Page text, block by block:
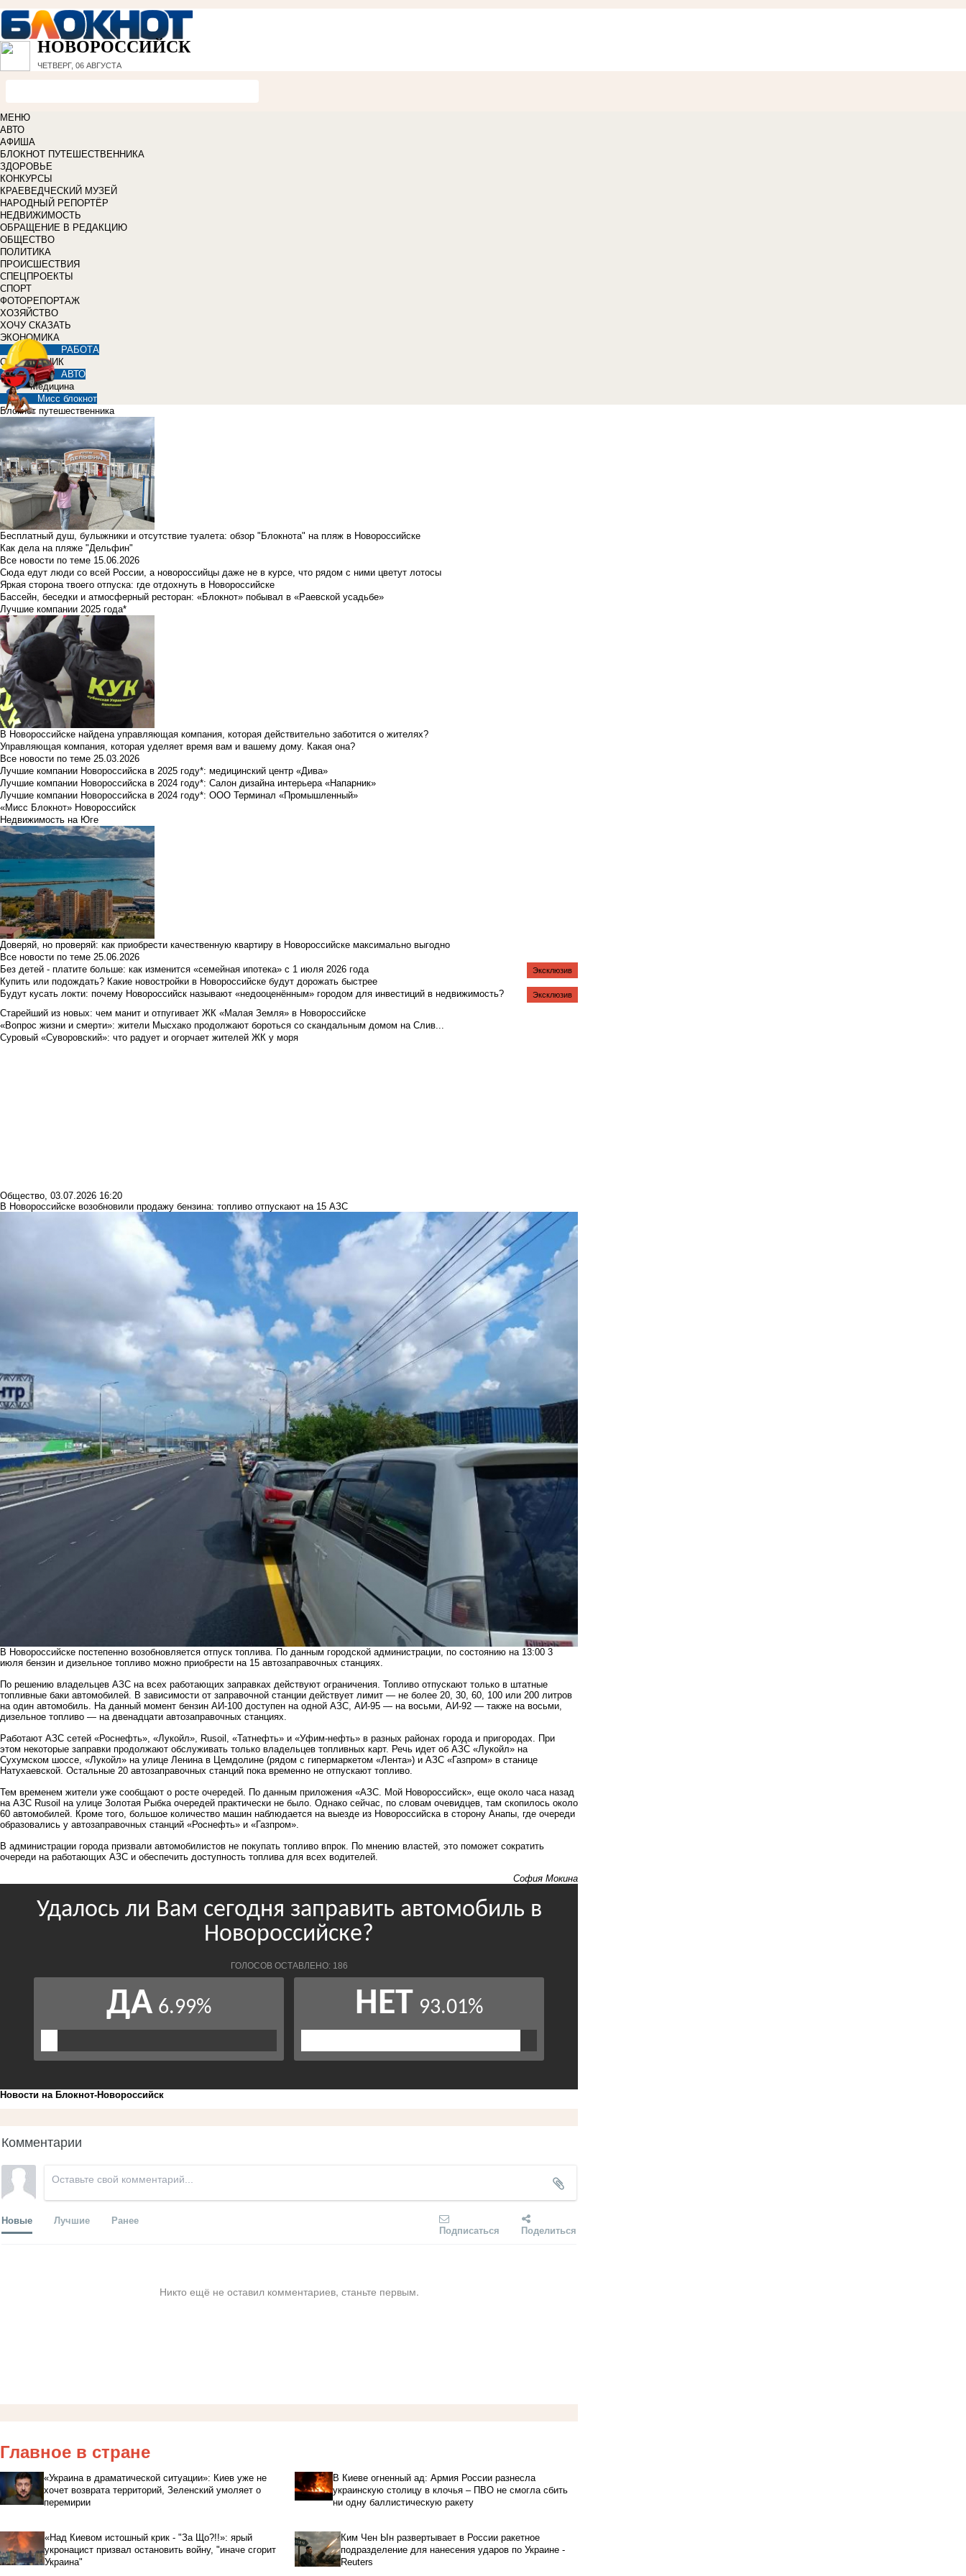
НОВОРОССИЙСК
ЧЕТВЕРГ, 06 АВГУСТА
МЕНЮ
АВТО
АФИША
БЛОКНОТ ПУТЕШЕСТВЕННИКА
ЗДОРОВЬЕ
КОНКУРСЫ
КРАЕВЕДЧЕСКИЙ МУЗЕЙ
НАРОДНЫЙ РЕПОРТЁР
НЕДВИЖИМОСТЬ
ОБРАЩЕНИЕ В РЕДАКЦИЮ
ОБЩЕСТВО
ПОЛИТИКА
ПРОИСШЕСТВИЯ
СПЕЦПРОЕКТЫ
СПОРТ
ФОТОРЕПОРТАЖ
ХОЗЯЙСТВО
ХОЧУ СКАЗАТЬ
ЭКОНОМИКА
РАБОТА
СПРАВОЧНИК
АВТО
Медицина
Мисс блокнот
Блокнот путешественника
Бесплатный душ, булыжники и отсутствие туалета: обзор "Блокнота" на пляж в Новороссийске
Как дела на пляже "Дельфин"
Все новости по теме 15.06.2026
Сюда едут люди со всей России, а новороссийцы даже не в курсе, что рядом с ними цветут лотосы
Яркая сторона твоего отпуска: где отдохнуть в Новороссийске
Бассейн, беседки и атмосферный ресторан: «Блокнот» побывал в «Раевской усадьбе»
Лучшие компании 2025 года*
В Новороссийске найдена управляющая компания, которая действительно заботится о жителях?
Управляющая компания, которая уделяет время вам и вашему дому. Какая она?
Все новости по теме 25.03.2026
Лучшие компании Новороссийска в 2025 году*: медицинский центр «Дива»
Лучшие компании Новороссийска в 2024 году*: Салон дизайна интерьера «Напарник»
Лучшие компании Новороссийска в 2024 году*: ООО Терминал «Промышленный»
«Мисс Блокнот» Новороссийск
Недвижимость на Юге
Доверяй, но проверяй: как приобрести качественную квартиру в Новороссийске максимально выгодно
Все новости по теме 25.06.2026
Без детей - платите больше: как изменится «семейная ипотека» с 1 июля 2026 года
Купить или подождать? Какие новостройки в Новороссийске будут дорожать быстрее
Будут кусать локти: почему Новороссийск называют «недооценённым» городом для инвестиций в недвижимость?
Старейший из новых: чем манит и отпугивает ЖК «Малая Земля» в Новороссийске
Эксклюзив
«Вопрос жизни и смерти»: жители Мысхако продолжают бороться со скандальным домом на Слив...
Суровый «Суворовский»: что радует и огорчает жителей ЖК у моря
Эксклюзив
Общество, 03.07.2026 16:20
В Новороссийске возобновили продажу бензина: топливо отпускают на 15 АЗС
В Новороссийске постепенно возобновляется отпуск топлива. По данным городской администрации, по состоянию на 13:00 3
июля бензин и дизельное топливо можно приобрести на 15 автозаправочных станциях.
По решению владельцев АЗС на всех работающих заправках действуют ограничения. Топливо отпускают только в штатные
топливные баки автомобилей. В зависимости от заправочной станции действует лимит — не более 20, 30, 60, 100 или 200 литров
на один автомобиль. На данный момент бензин АИ-100 доступен на одной АЗС, АИ-95 — на восьми, АИ-92 — также на восьми,
дизельное топливо — на двенадцати автозаправочных станциях.
Работают АЗС сетей «Роснефть», «Лукойл», Rusoil, «Татнефть» и «Уфим-нефть» в разных районах города и пригородах. При
этом некоторые заправки продолжают обслуживать только владельцев топливных карт. Речь идет об АЗС «Лукойл» на
Сухумском шоссе, «Лукойл» на улице Ленина в Цемдолине (рядом с гипермаркетом «Лента») и АЗС «Газпром» в станице
Натухаевской. Остальные 20 автозаправочных станций пока временно не отпускают топливо.
Тем временем жители уже сообщают о росте очередей. По данным приложения «АЗС. Мой Новороссийск», еще около часа назад
на АЗС Rusoil на улице Золотая Рыбка очередей практически не было. Однако сейчас, по словам очевидцев, там скопилось около
60 автомобилей. Кроме того, большое количество машин наблюдается на выезде из Новороссийска в сторону Анапы, где очереди
образовались у автозаправочных станций «Роснефть» и «Газпром».
В администрации города призвали автомобилистов не покупать топливо впрок. По мнению властей, это поможет сократить
очереди на работающих АЗС и обеспечить доступность топлива для всех водителей.
София Мокина
Новости на Блoкнoт-Новороссийск
Комментарии
Новые Лучшие Ранее
Подписаться Поделиться
Никто ещё не оставил комментариев, станьте первым.
Главное в стране
«Украина в драматической ситуации»: Киев уже не
хочет возврата территорий, Зеленский умоляет о
перемирии
В Киеве огненный ад: Армия России разнесла
украинскую столицу в клочья – ПВО не смогла сбить
ни одну баллистическую ракету
«Над Киевом истошный крик - "За Що?!!»: ярый
укронацист призвал остановить войну, "иначе сгорит
Украина"
Ким Чен Ын развертывает в России ракетное
подразделение для нанесения ударов по Украине -
Reuters